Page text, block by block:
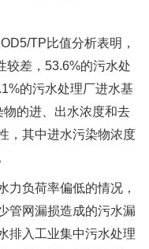
TP比值分析表明，
较差，53.6%的污水处
的污水处理厂进水基
的进、出水浓度和去
，其中进水污染物浓度
负荷率偏低的情况，
管网漏损造成的污水漏
排入工业集中污水处理